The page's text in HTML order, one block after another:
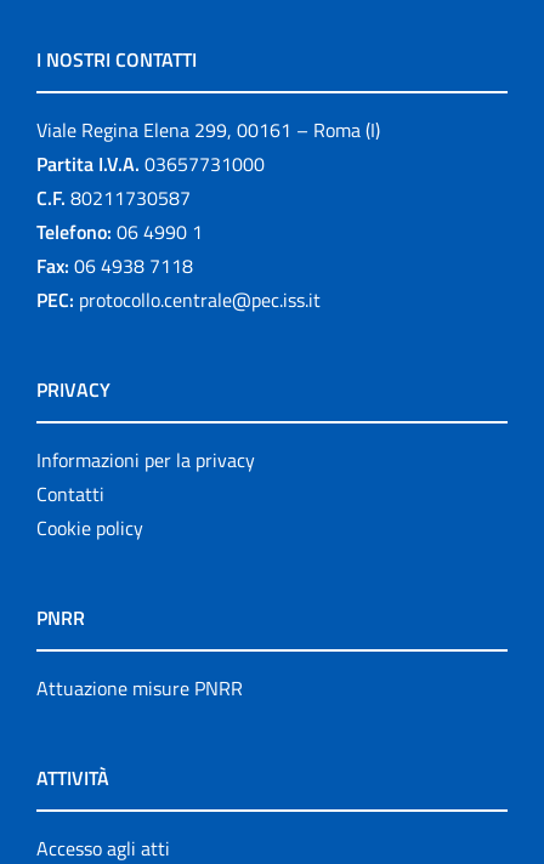
I NOSTRI CONTATTI
Viale Regina Elena 299, 00161 – Roma (I)
Partita I.V.A. 03657731000
C.F. 80211730587
Telefono: 06 4990 1
Fax: 06 4938 7118
PEC: protocollo.centrale@pec.iss.it
PRIVACY
Informazioni per la privacy
Contatti
Cookie policy
PNRR
Attuazione misure PNRR
ATTIVITÀ
Accesso agli atti